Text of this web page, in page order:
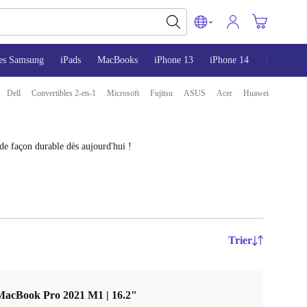
Samsung iPads MacBooks iPhone 13 iPhone 14 iPhone 15
Dell Convertibles 2-en-1 Microsoft Fujitsu ASUS Acer Huawei
façon durable dès aujourd'hui !
Trier
Pro 2021 M1 | 16.2"